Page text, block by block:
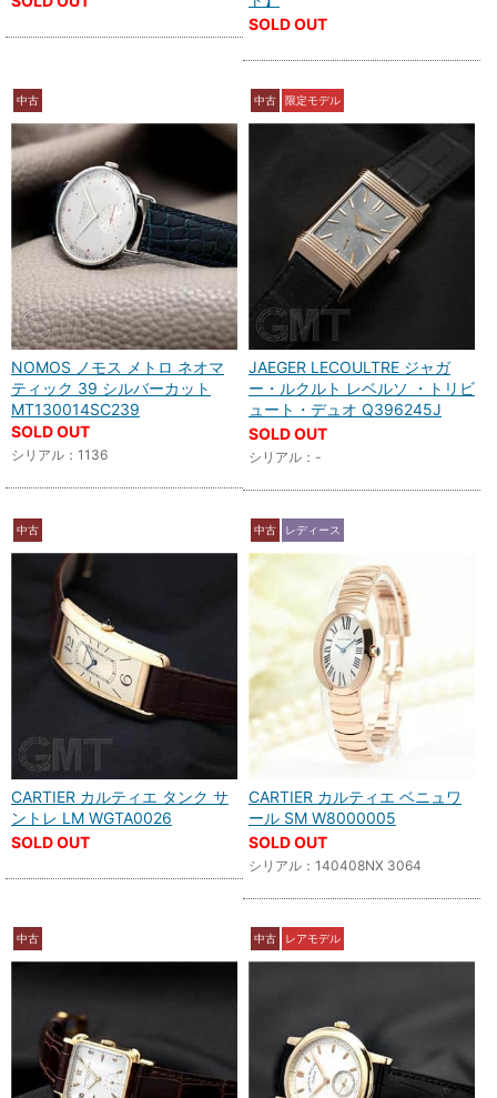
SOLD OUT
中古
NOMOS ノモス メトロ ネオマ
ティック 39 シルバーカット
MT130014SC239
SOLD OUT
シリアル：1136
中古 限定モデル
JAEGER LECOULTRE ジャガ
ー・ルクルト レベルソ ・トリビ
ュート・デュオ Q396245J
SOLD OUT
シリアル：-
中古
CARTIER カルティエ タンク サ
ントレ LM WGTA0026
SOLD OUT
中古 レディース
CARTIER カルティエ ベニュワ
ール SM W8000005
SOLD OUT
シリアル：140408NX 3064
中古 中古 レアモデル